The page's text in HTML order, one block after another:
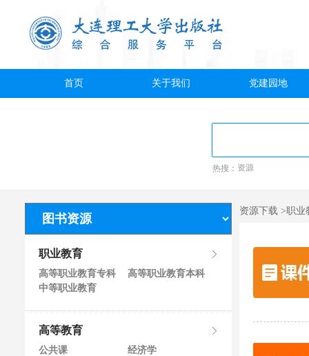
首页 关于我们 党建园地
热搜： 资源
职业教育
高等职业教育专科
高等职业教育本科
中等职业教育
高等教育
公共课
经济学
资源下载 >职业